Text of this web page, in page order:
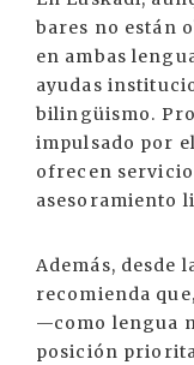
bares no están
en ambas
ayudas
bilingüismo.
impulsado por
ofrecen
asesoramiento
Además, desde
recomienda
—como lengua
posición